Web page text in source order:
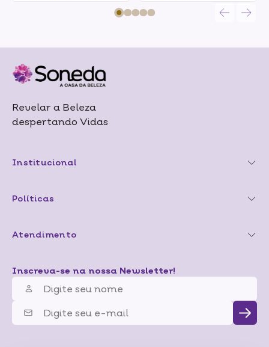
Revelar a Beleza
despertando Vidas
Institucional
Políticas
Atendimento
Inscreva-se na nossa Newsletter!